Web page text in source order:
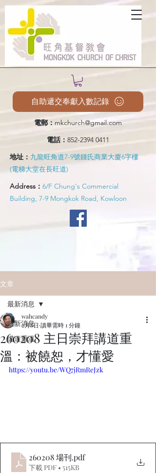
電郵： mkchurch@gmail.com
電話： 852-2394 0411
地址： 九龍旺角道7-9號鍾氏商業大廈6字樓
(電梯大堂在長旺道)
Address： 6/F Chung's Commercial
Building, 7-9 Mongkok Road, Kowloon
自助遞交奉獻入數記錄
文章
最新消息
講道重溫
最新消息
260208 主日崇拜講道重
溫：被饒恕，才懂愛
wahcandy
2月8日 讀畢需時 1 分鐘
https://youtu.be/WQ7jRmReJzk
260208 場刊.pdf
下載 PDF • 515KB